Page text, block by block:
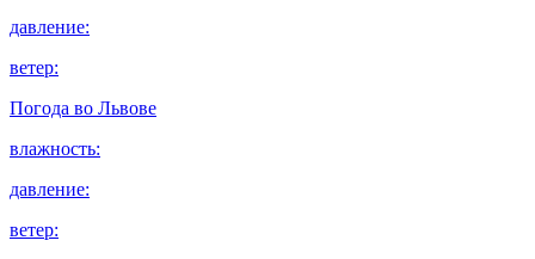
давление:
ветер:
Погода во Львове
влажность:
давление:
ветер: